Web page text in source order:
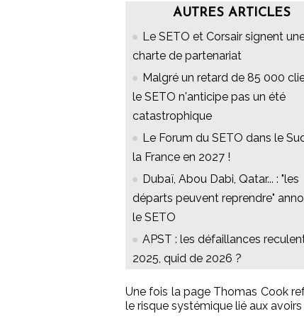
AUTRES ARTICLES
Le SETO et Corsair signent
charte de partenariat
Malgré un retard de 85 000
le SETO n'anticipe pas un été
catastrophique
Le Forum du SETO dans le
la France en 2027 !
Dubaï, Abou Dabi, Qatar... : "les
départs peuvent reprendre"
le SETO
APST : les défaillances
2025, quid de 2026 ?
Une fois la page Thomas Cook
le risque systémique lié aux